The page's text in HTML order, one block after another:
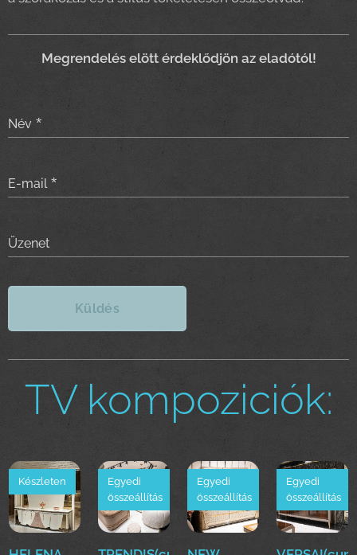
Megrendelés elött érdeklődjön az eladótól!
Név
E-mail
Üzenet
Küldés
TV kompoziciók:
Készleten
Egyedi
összeállítás
Egyedi
összeállítás
Egyedi
összeállítás